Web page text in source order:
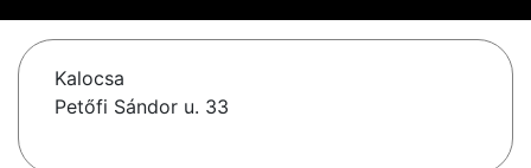
Kalocsa
Petőfi Sándor u. 33